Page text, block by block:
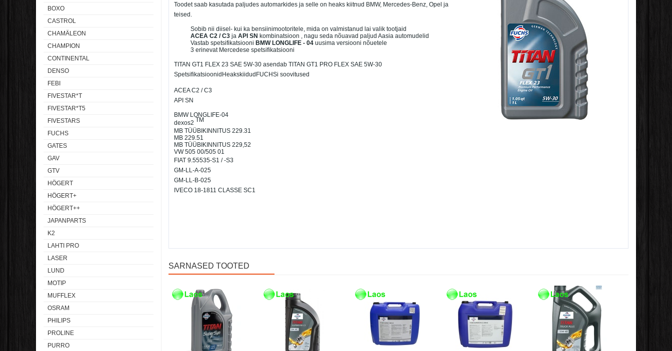
BOXO
CASTROL
CHAMÄLEON
CHAMPION
CONTINENTAL
DENSO
FEBI
FIVESTAR*T
FIVESTAR*T5
FIVESTARS
FUCHS
GATES
GAV
GTV
HÖGERT
HÖGERT+
HÖGERT++
JAPANPARTS
K2
LAHTI PRO
LASER
LUND
MOTIP
MUFFLEX
OSRAM
PHILIPS
PROLINE
PURRO
Toodet saab kasutada paljudes automarkides ja selle on heaks kiitnud BMW, Mercedes-Benz, Opel ja
teised.
Sobib nii diisel- kui ka bensiinimootoritele, mida on valmistanud lai valik tootjaid
ACEA C2 / C3 ja API SN kombinatsioon
, nagu seda nõuavad paljud Aasia automudelid
Vastab spetsifikatsiooni BMW LONGLIFE - 04 uusima versiooni nõuetele
3 erinevat Mercedese spetsifikatsiooni
TITAN GT1 FLEX 23 SAE 5W-30 asendab TITAN GT1 PRO FLEX SAE 5W-30
SpetsifikatsioonidHeakskiidudFUCHSi soovitused
ACEA C2 / C3
API SN
BMW LONGLIFE-04
dexos2 TM
MB TÜÜBIKINNITUS 229.31
MB 229.51
MB TÜÜBIKINNITUS 229,52
VW 505 00/505 01
FIAT 9.55535-S1 / -S3
GM-LL-A-025
GM-LL-B-025
IVECO 18-1811 CLASSE SC1
SARNASED TOOTED